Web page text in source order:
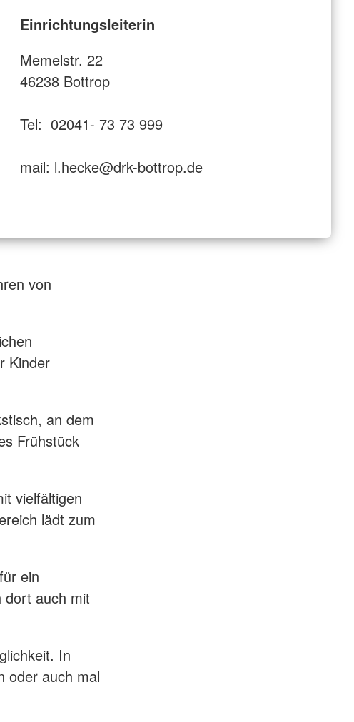
Einrichtungsleiterin
Memelstr. 22
46238 Bottrop
Tel: 02041- 73 73 999
mail: l.hecke@drk-bottrop.de
von
Kinder
an dem
Frühstück
vielfältigen
lädt zum
ein
dort auch mit
In
oder auch mal